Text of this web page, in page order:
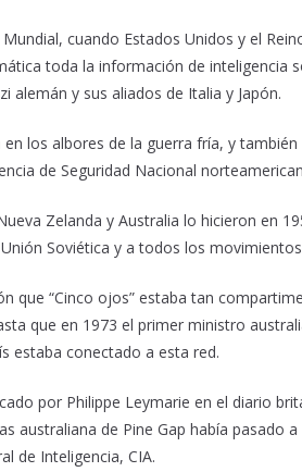
cuando Estados Unidos y el
toda la información de inteligencia
alemán y sus aliados de Italia y Japón.
los albores de la guerra fría, y
de Seguridad Nacional
Zelanda y Australia lo hicieron en
Soviética y a todos los
que “Cinco ojos” estaba tan
que en 1973 el primer ministro
estaba conectado a esta red.
por Philippe Leymarie en el diario
australiana de Pine Gap había pasado
de Inteligencia, CIA.